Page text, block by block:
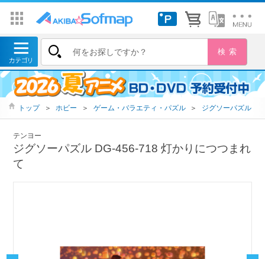
トップ ＞ ホビー ＞ ゲーム・バラエティ・パズル ＞ ジグソーパズル
テンヨー
ジグソーパズル DG-456-718 灯かりにつつまれ
て